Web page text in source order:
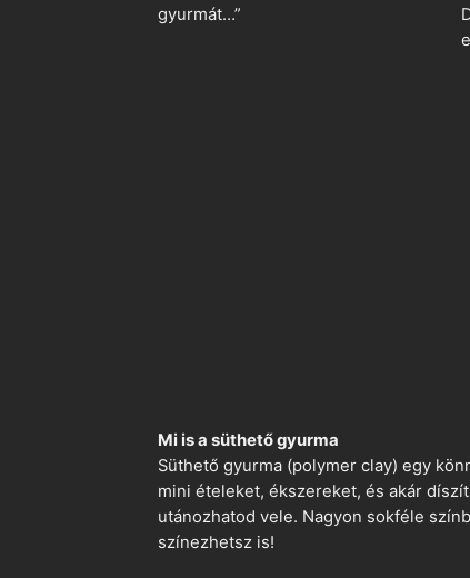
gyurmát…”
Mi is a süthető gyurma
Süthető gyurma (polymer clay) egy
mini ételeket, ékszereket, és akár
utánozhatod vele. Nagyon sokféle
színezhetsz is!